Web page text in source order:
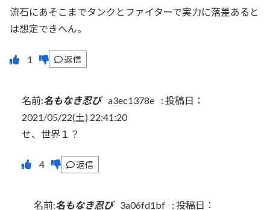
流石にあそこまでタンクとファイターで実力に落差あると
は想定できへん。
返信
名前:名もなき忍び a3ec1378e : 投稿日：
2021/05/22(土) 22:41:20
せ、世界１？
返信
名前:名もなき忍び 3a06fd1bf : 投稿日：